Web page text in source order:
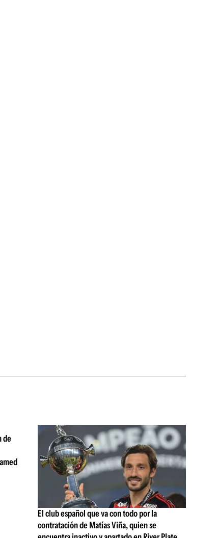
de
El club español que va con todo por la
contratación de Matías Viña, quien se